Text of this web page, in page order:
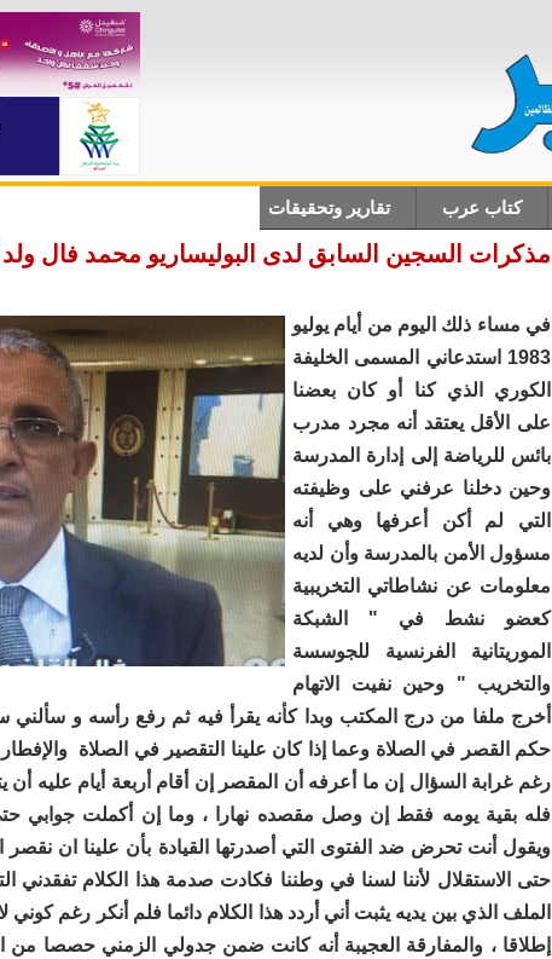
كتاب عرب تقارير وتحقيقات
مذكرات السجين السابق لدى البوليساريو محمد فال ولد
في مساء ذلك اليوم من أيام يوليو
1983 استدعاني المسمى الخليفة
الكوري الذي كنا أو كان بعضنا
على الأقل يعتقد أنه مجرد مدرب
بائس للرياضة إلى إدارة المدرسة
وحين دخلنا عرفني على وظيفته
التي لم أكن أعرفها وهي أنه
مسؤول الأمن بالمدرسة وأن لديه
معلومات عن نشاطاتي التخريبية
كعضو نشط في " الشبكة
الموريتانية الفرنسية للجوسسة
والتخريب " وحين نفيت الاتهام
أخرج ملفا من درج المكتب وبدا كأنه يقرأ فيه ثم رفع رأسه و سألني
حكم القصر في الصلاة وعما إذا كان علينا التقصير في الصلاة
رغم غرابة السؤال إن ما أعرفه أن المقصر إن أقام أربعة أيام عليه أن
فله بقية يومه فقط إن وصل مقصده نهارا ، وما إن أكملت جوابي
ويقول أنت تحرض ضد الفتوى التي أصدرتها القيادة بأن علينا ان
حتى الاستقلال لأننا لسنا في وطننا فكادت صدمة هذا الكلام تفقدني
الملف الذي بين يديه يثبت أني أردد هذا الكلام دائما فلم أنكر رغم كوني
إطلاقا ، والمفارقة العجيبة أنه كانت ضمن جدولي الزمني حصصا من